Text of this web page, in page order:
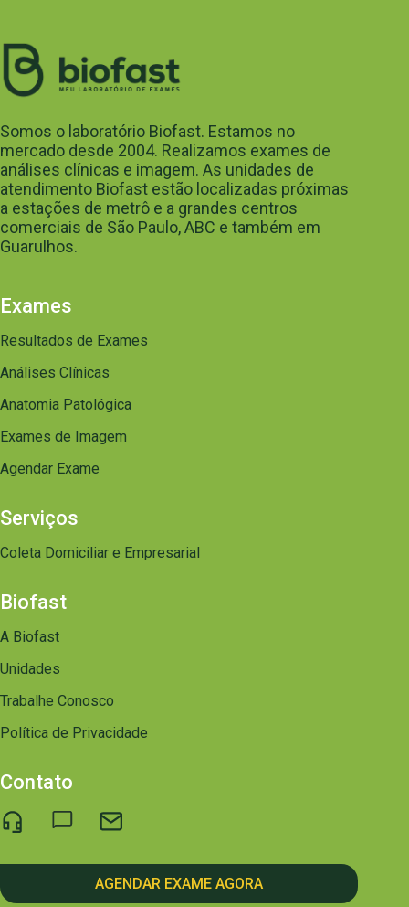
Somos o laboratório Biofast. Estamos no
mercado desde 2004. Realizamos exames de
análises clínicas e imagem. As unidades de
atendimento Biofast estão localizadas próximas
a estações de metrô e a grandes centros
comerciais de São Paulo, ABC e também em
Guarulhos.
Exames
Resultados de Exames
Análises Clínicas
Anatomia Patológica
Exames de Imagem
Agendar Exame
Serviços
Coleta Domiciliar e Empresarial
Biofast
A Biofast
Unidades
Trabalhe Conosco
Política de Privacidade
Contato
AGENDAR EXAME AGORA